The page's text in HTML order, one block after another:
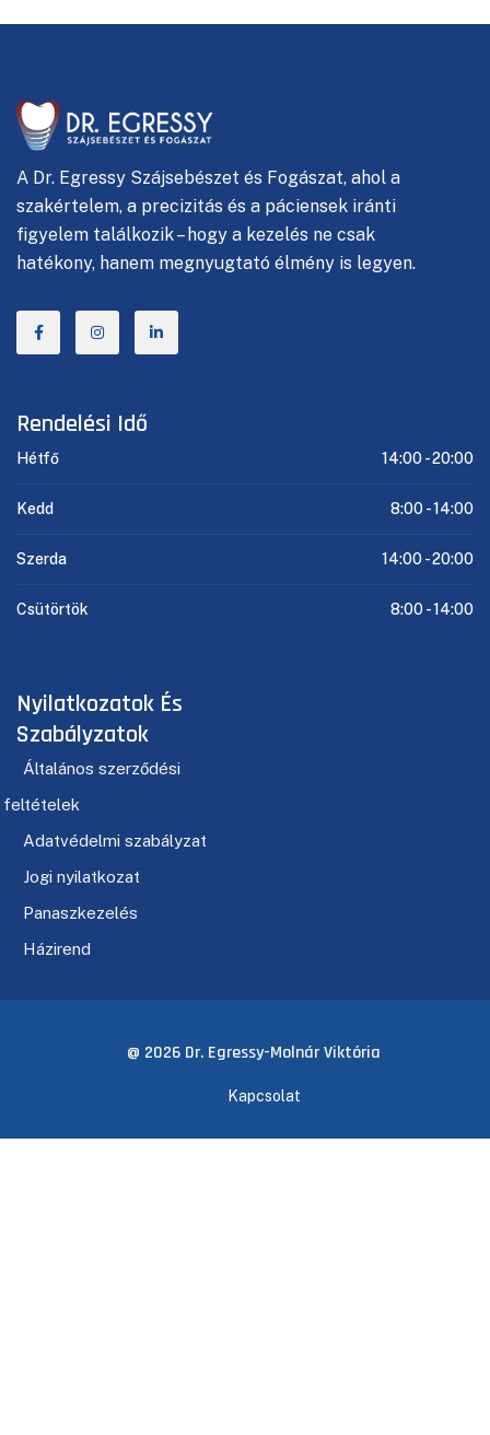
A Dr. Egressy Szájsebészet és Fogászat, ahol a
szakértelem, a precizitás és a páciensek iránti
figyelem találkozik – hogy a kezelés ne csak
hatékony, hanem megnyugtató élmény is legyen.
Rendelési Idő
Hétfő 14:00 -20:00
Kedd 8:00 -14:00
Szerda 14:00 -20:00
Csütörtök 8:00 -14:00
Nyilatkozatok És
Szabályzatok
Általános szerződési
feltételek
Adatvédelmi szabályzat
Jogi nyilatkozat
Panaszkezelés
Házirend
@ 2026 Dr. Egressy-Molnár Viktória
Kapcsolat